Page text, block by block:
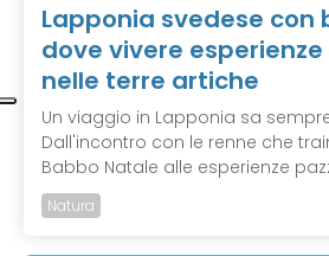
Lapponia svedese con
dove vivere
nelle terre artiche
Un viaggio in Lapponia sa
Dall'incontro con le renne che
Babbo Natale alle esperienze
Natura